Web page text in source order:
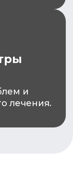
и
лечения.